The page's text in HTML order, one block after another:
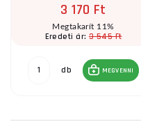
3 170 Ft
Megtakarít 11%
Eredeti ár:3 545 Ft
db MEGVENNI